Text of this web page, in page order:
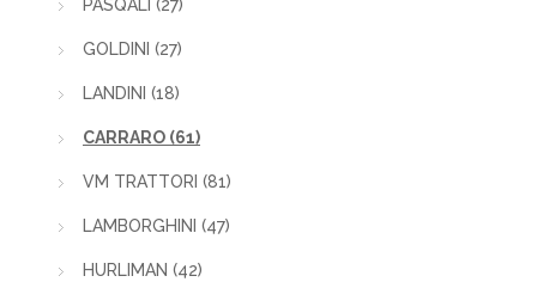
PASQALI (27)
GOLDINI (27)
LANDINI (18)
CARRARO (61)
VM TRATTORI (81)
LAMBORGHINI (47)
HURLIMAN (42)